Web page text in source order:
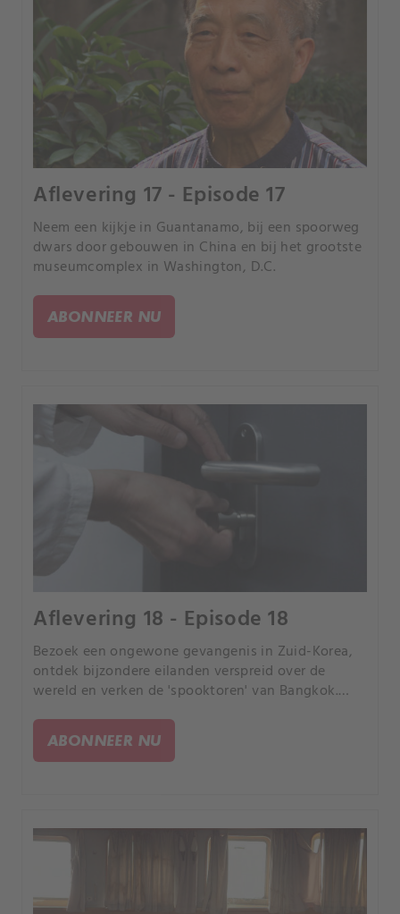
Aflevering 17 - Episode 17
Neem een kijkje in Guantanamo, bij een spoorweg
dwars door gebouwen in China en bij het grootste
museumcomplex in Washington, D.C.
ABONNEER NU
Aflevering 18 - Episode 18
Bezoek een ongewone gevangenis in Zuid-Korea,
ontdek bijzondere eilanden verspreid over de
wereld en verken de 'spooktoren' van Bangkok.
Gym en duik in de wereld van de chilipepers in het
Chinese Xinjiang.
ABONNEER NU